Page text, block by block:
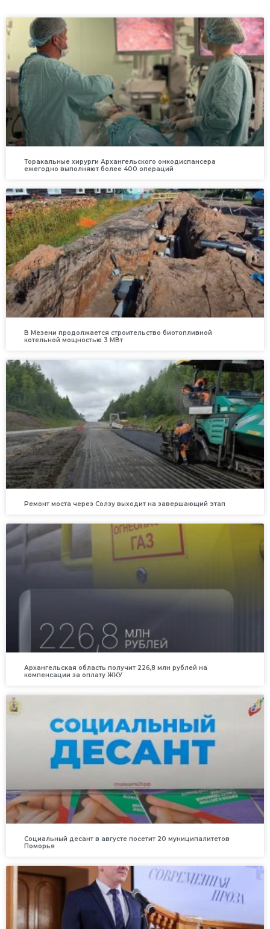
Торакальные хирурги Архангельского онкодиспансера
ежегодно выполняют более 400 операций
В Мезени продолжается строительство биотопливной
котельной мощностью 3 МВт
Ремонт моста через Солзу выходит на завершающий этап
Архангельская область получит 226,8 млн рублей на
компенсации за оплату ЖКУ
Социальный десант в августе посетит 20 муниципалитетов
Поморья